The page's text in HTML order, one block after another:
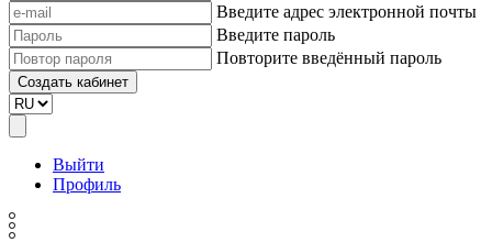
Введите адрес электронной почты
Введите пароль
Повторите введённый пароль
Выйти
Профиль